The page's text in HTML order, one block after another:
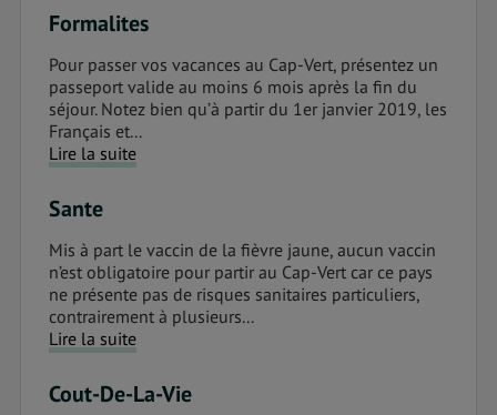
Formalites
Pour passer vos vacances au Cap-Vert, présentez un
passeport valide au moins 6 mois après la fin du
séjour. Notez bien qu’à partir du 1er janvier 2019, les
Français et...
Lire la suite
Sante
Mis à part le vaccin de la fièvre jaune, aucun vaccin
n’est obligatoire pour partir au Cap-Vert car ce pays
ne présente pas de risques sanitaires particuliers,
contrairement à plusieurs...
Lire la suite
Cout-De-La-Vie